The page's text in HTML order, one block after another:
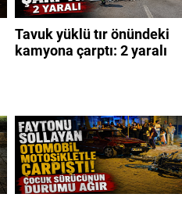
Tavuk yüklü tır önündeki
kamyona çarptı: 2 yaralı